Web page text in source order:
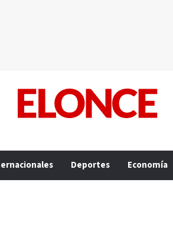
Deportes Economía